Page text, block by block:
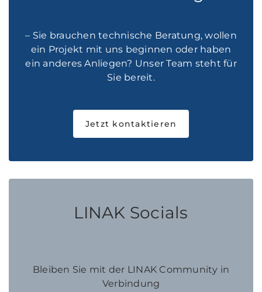
– Sie brauchen technische Beratung, wollen
ein Projekt mit uns beginnen oder haben
ein anderes Anliegen? Unser Team steht für
Sie bereit.
Jetzt kontaktieren
LINAK Socials
Bleiben Sie mit der LINAK Community in
Verbindung